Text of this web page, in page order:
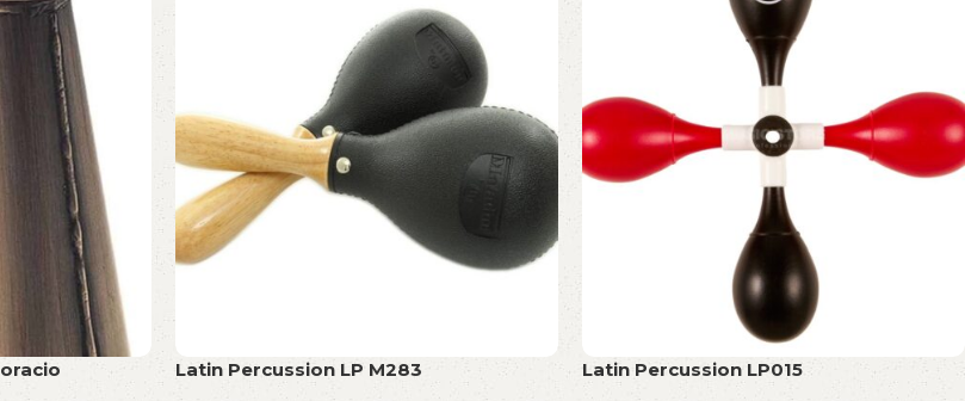
Latin Percussion LP M283 Latin Percussion LP015